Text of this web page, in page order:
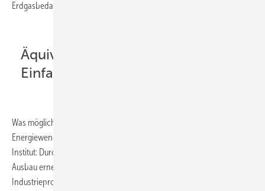
Erdgasbedarf möglichst sofort zu senken.
Äquivalent von 8 Mio.
Einfamilienhäusern
Was möglich ist, zeigen aktuelle Berechnungen von Agora
Energiewende in Zusammenarbeit mit Prognos und dem Wuppertal
Institut: Durch eine deutliche Steigerung der Energieeffizienz, den
Ausbau erneuerbarer Energien sowie die Elektrifizierung von
Industrieprozessen und Gebäudewärme, kann der Gasbedarf